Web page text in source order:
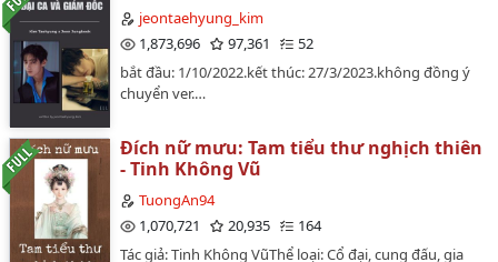
jeontaehyung_kim
1,873,696
97,361
52
bắt đầu: 1/10/2022.kết thúc: 27/3/2023.không đồng ý
chuyển ver.…
Đích nữ mưu: Tam tiểu thư nghịch thiên
- Tinh Không Vũ
TuongAn94
1,070,721
20,935
164
Tác giả: Tinh Không VũThể loại: Cổ đại, cung đấu, gia